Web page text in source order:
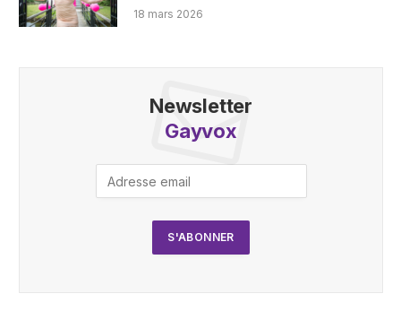
18 mars 2026
Newsletter
Gayvox